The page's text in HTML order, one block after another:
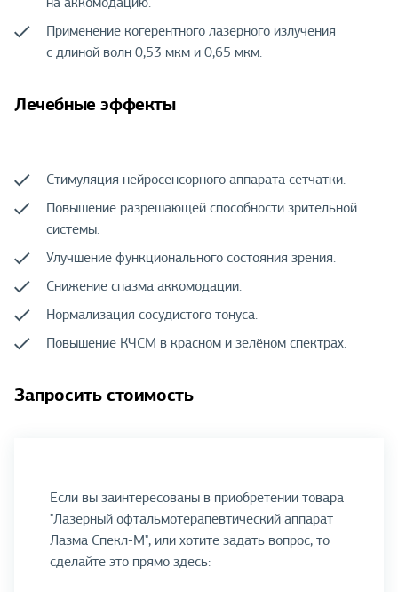
Применение когерентного лазерного излучения
с длиной волн 0,53 мкм и 0,65 мкм.
Лечебные эффекты
Стимуляция нейросенсорного аппарата сетчатки.
Повышение разрешающей способности зрительной
системы.
Улучшение функционального состояния зрения.
Снижение спазма аккомодации.
Нормализация сосудистого тонуса.
Повышение КЧСМ в красном и зелёном спектрах.
Запросить стоимость
Если вы заинтересованы в приобретении товара
"Лазерный офтальмотерапевтический аппарат
Лазма Спекл-М", или хотите задать вопрос, то
сделайте это прямо здесь: